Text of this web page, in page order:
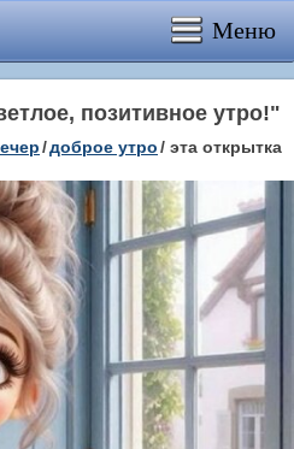
Меню
позитивное утро!"
/доброе утро/ эта открытка